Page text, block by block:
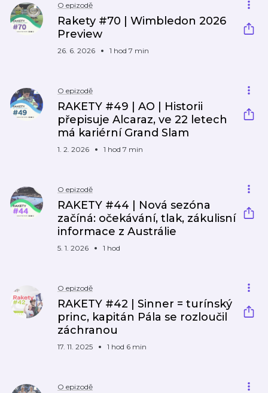
O epizodě
Rakety #70 | Wimbledon 2026
Preview
26. 6. 2026 1 hod 7 min
O epizodě
RAKETY #49 | AO | Historii
přepisuje Alcaraz, ve 22 letech
má kariérní Grand Slam
1. 2. 2026 1 hod 7 min
O epizodě
RAKETY #44 | Nová sezóna
začíná: očekávání, tlak, zákulisní
informace z Austrálie
5. 1. 2026 1 hod
O epizodě
RAKETY #42 | Sinner = turínský
princ, kapitán Pála se rozloučil
záchranou
17. 11. 2025 1 hod 6 min
O epizodě